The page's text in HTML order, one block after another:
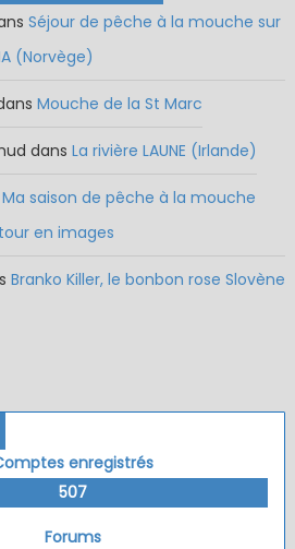
Séjour de pêche à la mouche sur
(Norvège)
Mouche de la St Marc
dans La rivière LAUNE (Irlande)
Ma saison de pêche à la mouche
en images
Branko Killer, le bonbon rose Slovène
enregistrés
507
Forums